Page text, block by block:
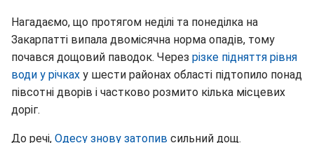
Нагадаємо, що протягом неділі та понеділка на
Закарпатті випала двомісячна норма опадів, тому
почався дощовий паводок. Через різке підняття рівня
води у річках у шести районах області підтопило понад
півсотні дворів і частково розмито кілька місцевих
доріг.
До речі, Одесу знову затопив сильний дощ.